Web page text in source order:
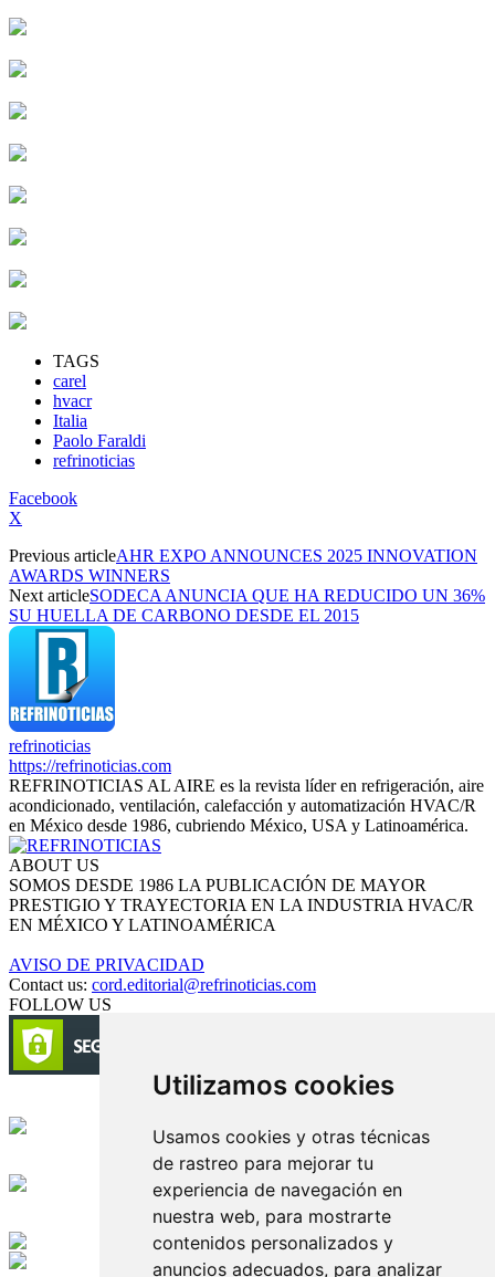
Utilizamos cookies
Usamos cookies y otras técnicas
de rastreo para mejorar tu
experiencia de navegación en
nuestra web, para mostrarte
contenidos personalizados y
anuncios adecuados, para analizar
TAGS
carel
hvacr
Italia
Paolo Faraldi
refrinoticias
Facebook
X
Previous articleAHR EXPO ANNOUNCES 2025 INNOVATION
AWARDS WINNERS
Next articleSODECA ANUNCIA QUE HA REDUCIDO UN 36%
SU HUELLA DE CARBONO DESDE EL 2015
refrinoticias
https://refrinoticias.com
REFRINOTICIAS AL AIRE es la revista líder en refrigeración, aire
acondicionado, ventilación, calefacción y automatización HVAC/R
en México desde 1986, cubriendo México, USA y Latinoamérica.
ABOUT US
SOMOS DESDE 1986 LA PUBLICACIÓN DE MAYOR
PRESTIGIO Y TRAYECTORIA EN LA INDUSTRIA HVAC/R
EN MÉXICO Y LATINOAMÉRICA
AVISO DE PRIVACIDAD
Contact us: cord.editorial@refrinoticias.com
FOLLOW US
Edición digital con tecnología